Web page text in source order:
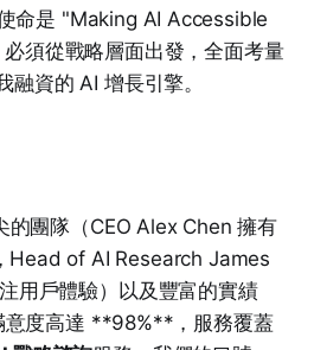
命是 "Making AI Accessible
須從戰略層面出發，全面考量
資的 AI 增長引擎。
團隊（CEO Alex Chen 擁有
Head of AI Research James
用戶體驗）以及豐富的實績
度高達 **98%**，服務覆蓋